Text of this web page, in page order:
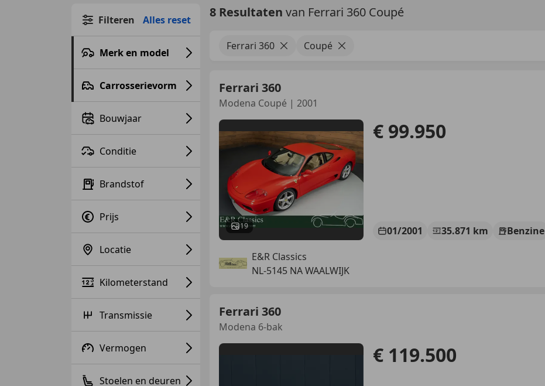
Filteren Alles reset
Merk en model
Carrosserievorm
Bouwjaar
Conditie
Brandstof
Prijs
Locatie
Kilometerstand
Transmissie
Vermogen
Stoelen en deuren
8 Resultaten van Ferrari 360 Coupé
Ferrari 360 Coupé
Ferrari 360
Modena Coupé | 2001
19
€ 99.950
01/2001 35.871 km Benzine
E&R Classics
NL-5145 NA WAALWIJK
Ferrari 360
Modena 6-bak
€ 119.500